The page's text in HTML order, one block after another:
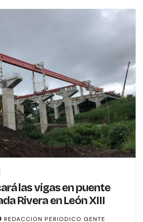
las vigas en puente
Rivera en León XIII
REDACCION PERIODICO GENTE